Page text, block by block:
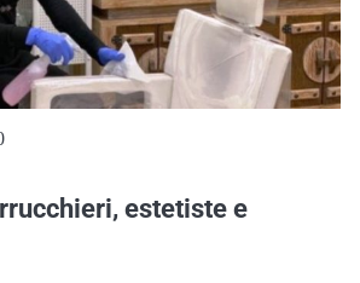
estetiste e